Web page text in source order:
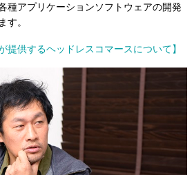
種アプリケーションソフトウェアの開発
す。
提供するヘッドレスコマースについて】